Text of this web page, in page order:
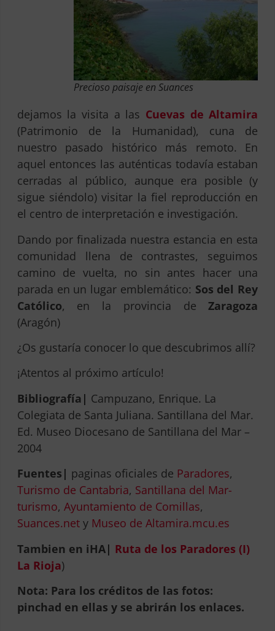
Precioso paisaje en Suances
dejamos la visita a las Cuevas de Altamira
(Patrimonio de la Humanidad), cuna de
nuestro pasado histórico más remoto. En
aquel entonces las auténticas todavía estaban
cerradas al público, aunque era posible (y
sigue siéndolo) visitar la fiel reproducción en
el centro de interpretación e investigación.
Dando por finalizada nuestra estancia en esta
comunidad llena de contrastes, seguimos
camino de vuelta, no sin antes hacer una
parada en un lugar emblemático: Sos del Rey
Católico, en la provincia deZaragoza
(Aragón)
¿Os gustaría conocer lo que descubrimos allí?
¡Atentos al próximo artículo!
Bibliografía| Campuzano, Enrique. La
Colegiata de Santa Juliana. Santillana del Mar.
Ed. Museo Diocesano de Santillana del Mar –
2004
Fuentes| paginas oficiales de Paradores,
Turismo de Cantabria, Santillana del Mar-
turismo, Ayuntamiento de Comillas,
Suances.nety Museo de Altamira.mcu.es
Tambien en iHA| Ruta de los Paradores (I)
La Rioja)
Nota: Para los créditos de las fotos:
pinchad en ellas y se abrirán los enlaces.